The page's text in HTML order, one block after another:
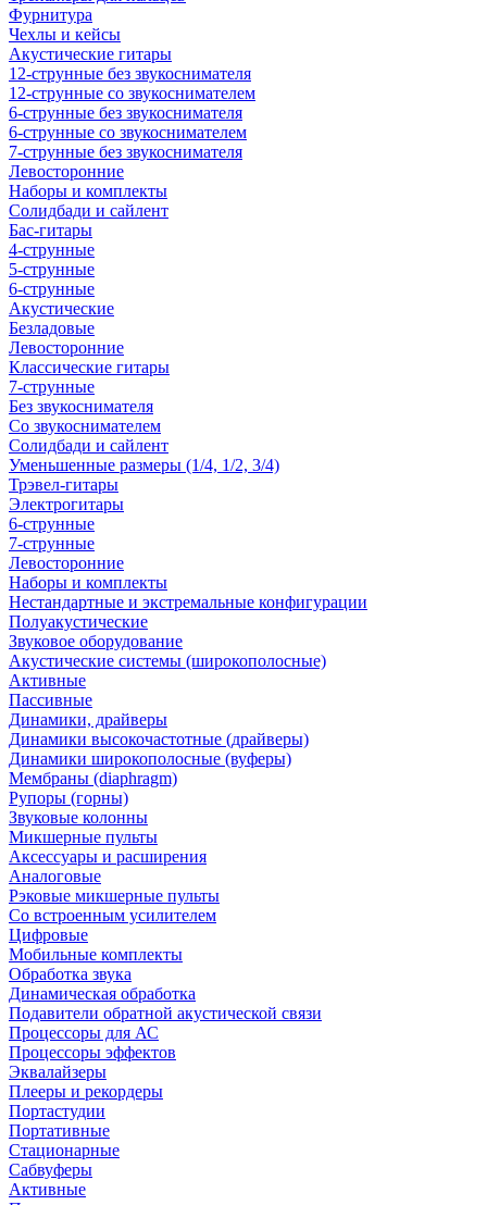
Фурнитура
Чехлы и кейсы
Акустические гитары
12-струнные без звукоснимателя
12-струнные со звукоснимателем
6-струнные без звукоснимателя
6-струнные со звукоснимателем
7-струнные без звукоснимателя
Левосторонние
Наборы и комплекты
Солидбади и сайлент
Бас-гитары
4-струнные
5-струнные
6-струнные
Акустические
Безладовые
Левосторонние
Классические гитары
7-струнные
Без звукоснимателя
Со звукоснимателем
Солидбади и сайлент
Уменьшенные размеры (1/4, 1/2, 3/4)
Трэвел-гитары
Электрогитары
6-струнные
7-струнные
Левосторонние
Наборы и комплекты
Нестандартные и экстремальные конфигурации
Полуакустические
Звуковое оборудование
Акустические системы (широкополосные)
Активные
Пассивные
Динамики, драйверы
Динамики высокочастотные (драйверы)
Динамики широкополосные (вуферы)
Мембраны (diaphragm)
Рупоры (горны)
Звуковые колонны
Микшерные пульты
Аксессуары и расширения
Аналоговые
Рэковые микшерные пульты
Со встроенным усилителем
Цифровые
Мобильные комплекты
Обработка звука
Динамическая обработка
Подавители обратной акустической связи
Процессоры для АС
Процессоры эффектов
Эквалайзеры
Плееры и рекордеры
Портастудии
Портативные
Стационарные
Сабвуферы
Активные